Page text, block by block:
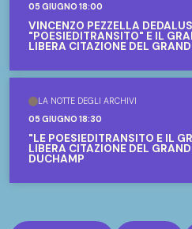
05 GIUGNO 18:00
VINCENZO PEZZELLA
"POESIEDITRANSITO" E IL
LIBERA CITAZIONE DEL
LA NOTTE DEGLI ARCHIVI
05 GIUGNO 18:30
"LE POESIEDITRANSITO E IL
LIBERA CITAZIONE DEL
DUCHAMP